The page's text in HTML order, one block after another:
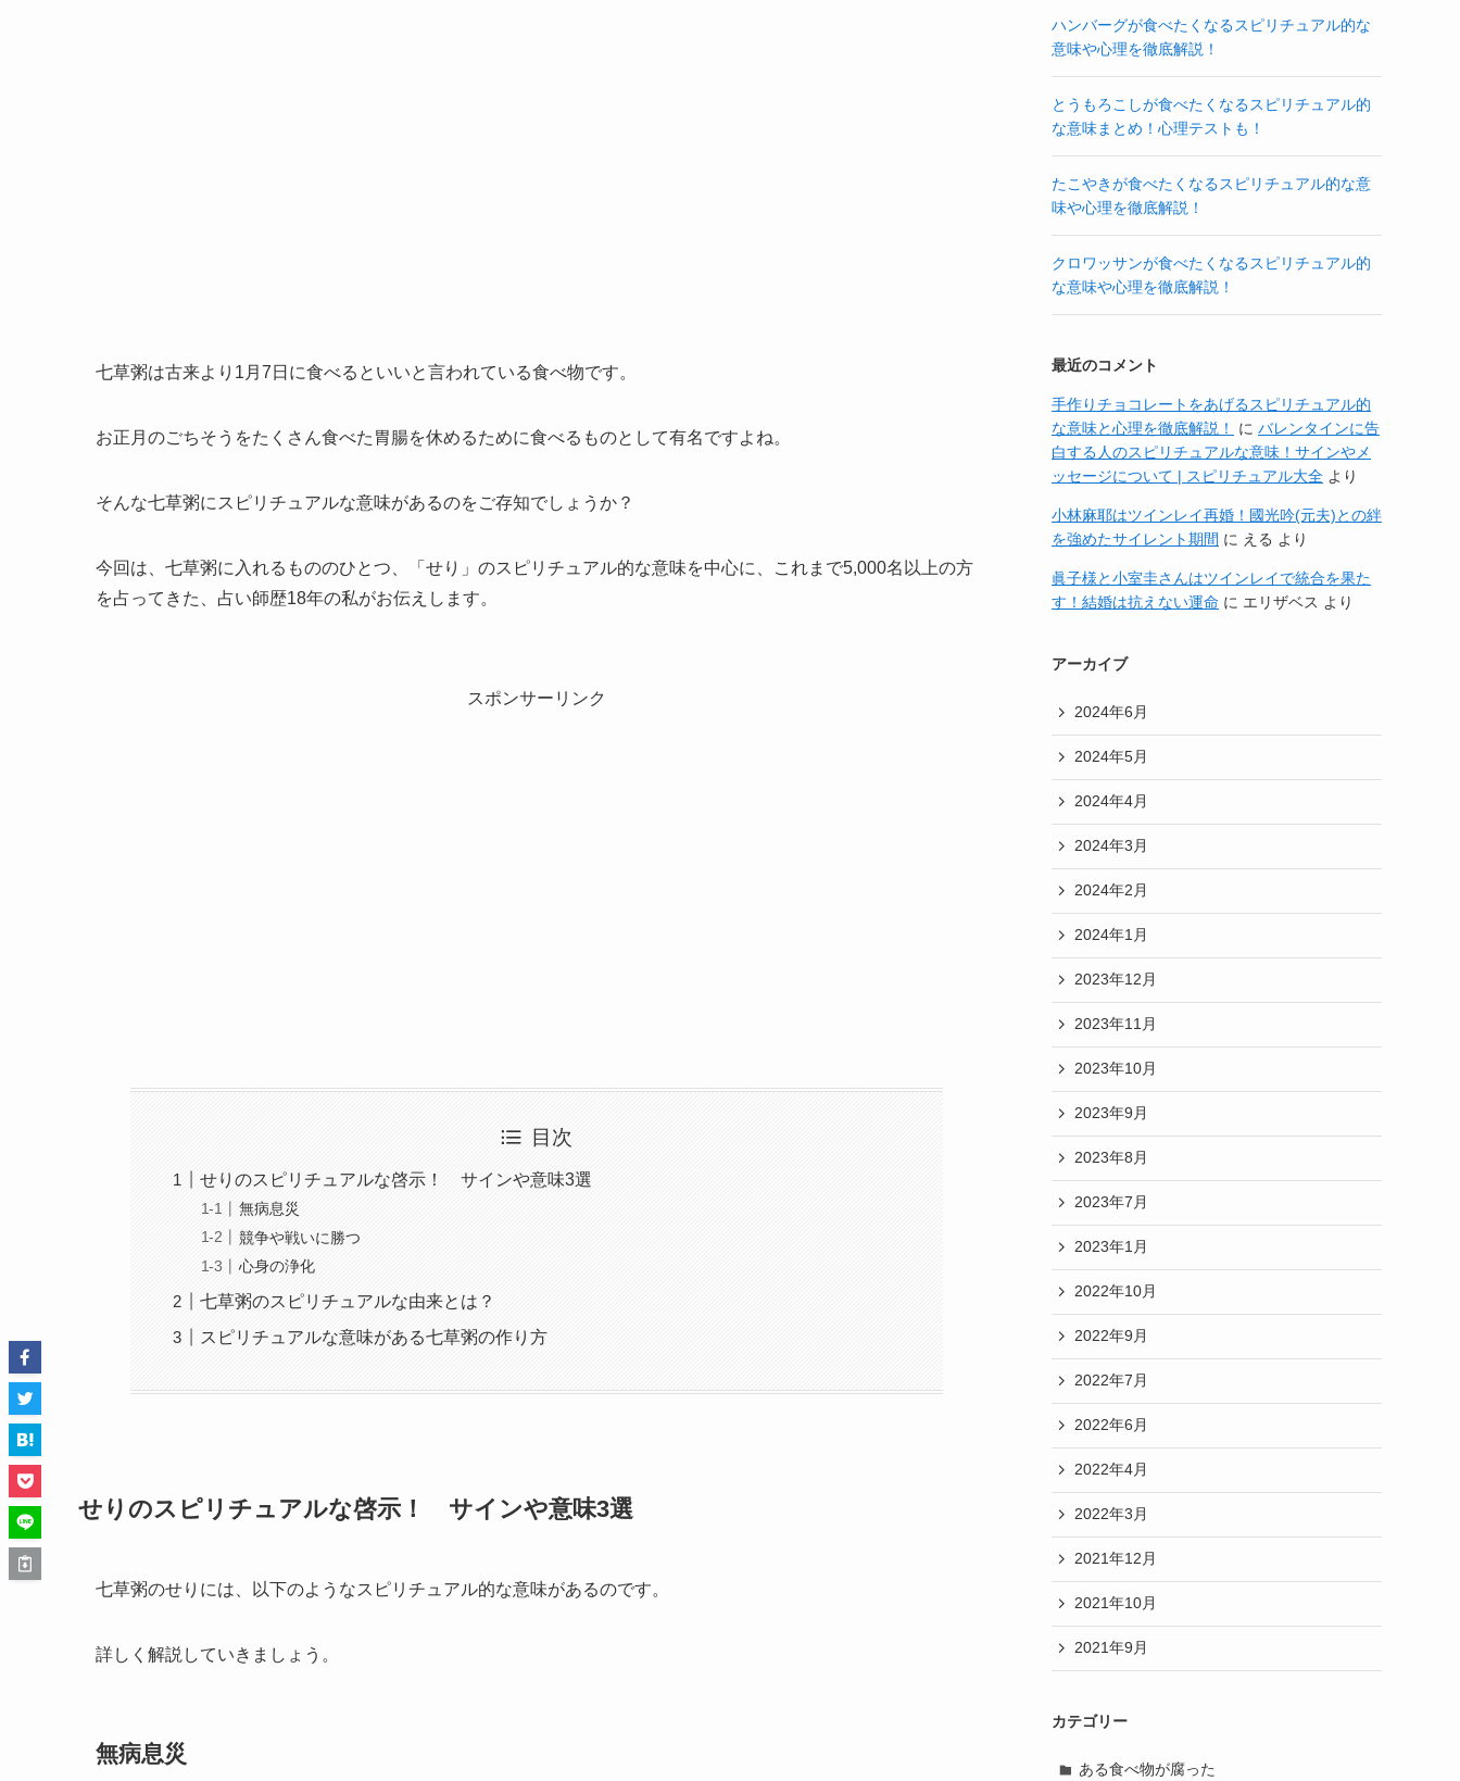
七草粥は古来より1月7日に食べるといいと言われている食べ物です。
お正月のごちそうをたくさん食べた胃腸を休めるために食べるものとして有名ですよね。
そんな七草粥にスピリチュアルな意味があるのをご存知でしょうか？
今回は、七草粥に入れるもののひとつ、「せり」のスピリチュアル的な意味を中心に、これまで5,000名以上の方
を占ってきた、占い師歴18年の私がお伝えします。
スポンサーリンク
目次
せりのスピリチュアルな啓示！ サインや意味3選
無病息災
競争や戦いに勝つ
心身の浄化
七草粥のスピリチュアルな由来とは？
スピリチュアルな意味がある七草粥の作り方
せりのスピリチュアルな啓示！ サインや意味3選
七草粥のせりには、以下のようなスピリチュアル的な意味があるのです。
詳しく解説していきましょう。
無病息災
ハンバーグが食べたくなるスピリチュアル的な
意味や心理を徹底解説！
とうもろこしが食べたくなるスピリチュアル的
な意味まとめ！心理テストも！
たこやきが食べたくなるスピリチュアル的な意
味や心理を徹底解説！
クロワッサンが食べたくなるスピリチュアル的
な意味や心理を徹底解説！
最近のコメント
手作りチョコレートをあげるスピリチュアル的
な意味と心理を徹底解説！
に バレンタインに告
白する人のスピリチュアルな意味！サインやメ
ッセージについて | スピリチュアル大全 より
小林麻耶はツインレイ再婚！國光吟(元夫)との絆
を強めたサイレント期間 に える より
眞子様と小室圭さんはツインレイで統合を果た
す！結婚は抗えない運命 に エリザベス より
アーカイブ
2024年6月
2024年5月
2024年4月
2024年3月
2024年2月
2024年1月
2023年12月
2023年11月
2023年10月
2023年9月
2023年8月
2023年7月
2023年1月
2022年10月
2022年9月
2022年7月
2022年6月
2022年4月
2022年3月
2021年12月
2021年10月
2021年9月
カテゴリー
ある食べ物が腐った